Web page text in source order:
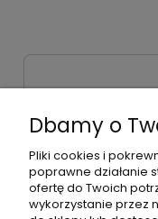
ul. Bieżanowska 38
30-812 Kraków
Dane firmy
Radosław Bielik
Kraków, 30-823
Dbamy o
Pliki cookies i
poprawne działanie
ofertę do Twoich
wykorzystanie przez